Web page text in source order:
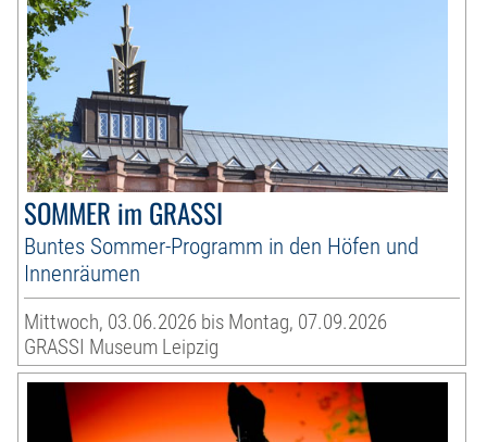
SOMMER im GRASSI
Buntes Sommer-Programm in den Höfen und
Innenräumen
Mittwoch, 03.06.2026 bis Montag, 07.09.2026
GRASSI Museum Leipzig